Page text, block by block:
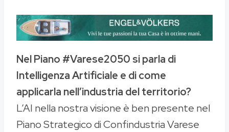
Nel Piano #Varese2050 si parla di
Intelligenza Artificiale e di come
applicarla nell’industria del territorio?
L’AI nella nostra visione è ben presente nel
Piano Strategico di Confindustria Varese